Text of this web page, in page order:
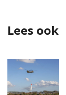
Lees ook